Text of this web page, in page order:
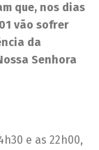
que, nos dias
vão sofrer
da
Senhora
e as 22h00,